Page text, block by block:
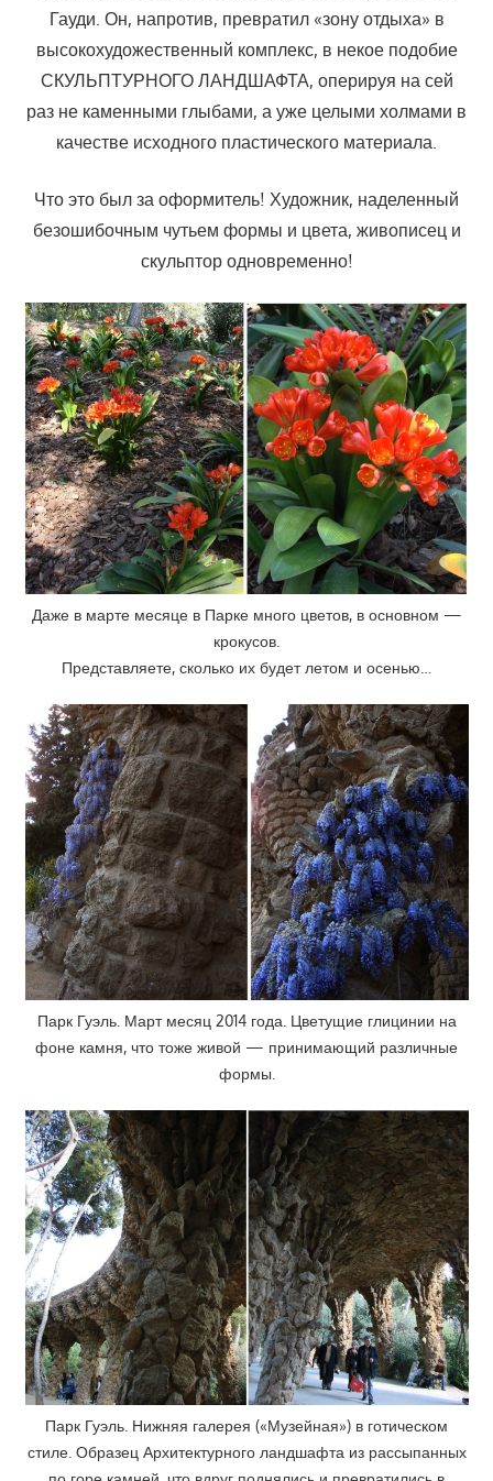
Гауди. Он, напротив, превратил «зону отдыха» в
высокохудожественный комплекс, в некое подобие
СКУЛЬПТУРНОГО ЛАНДШАФТА, оперируя на сей
раз не каменными глыбами, а уже целыми холмами в
качестве исходного пластического материала.
Что это был за оформитель! Художник, наделенный
безошибочным чутьем формы и цвета, живописец и
скульптор одновременно!
Даже в марте месяце в Парке много цветов, в основном —
крокусов.
Представляете, сколько их будет летом и осенью…
Парк Гуэль. Март месяц 2014 года. Цветущие глицинии на
фоне камня, что тоже живой — принимающий различные
формы.
Парк Гуэль. Нижняя галерея («Музейная») в готическом
стиле. Образец Архитектурного ландшафта из рассыпанных